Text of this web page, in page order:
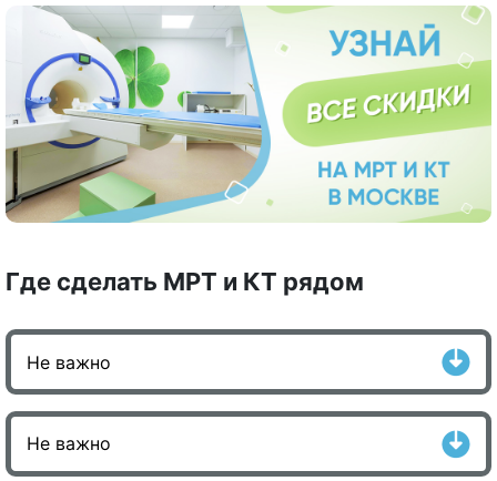
Где сделать МРТ и КТ рядом